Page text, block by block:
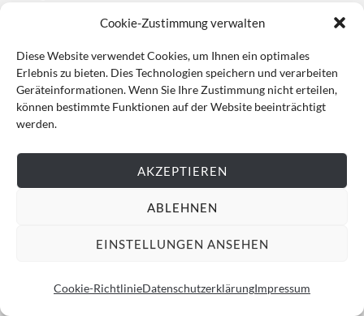
Cookie-Zustimmung verwalten
Diese Website verwendet Cookies, um Ihnen ein optimales
Erlebnis zu bieten. Dies Technologien speichern und verarbeiten
Geräteinformationen. Wenn Sie Ihre Zustimmung nicht erteilen,
können bestimmte Funktionen auf der Website beeinträchtigt
werden.
AKZEPTIEREN
ABLEHNEN
EINSTELLUNGEN ANSEHEN
Cookie-RichtlinieDatenschutzerklärungImpressum